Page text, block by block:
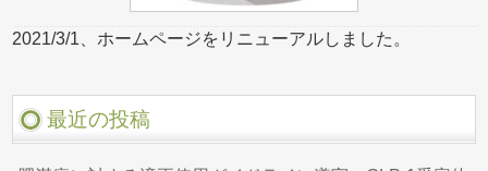
2021/3/1、ホームページをリニューアルしました。
最近の投稿